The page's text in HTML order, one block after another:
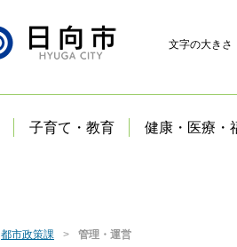
文字の大きさ
子育て・教育 健康・医療・
都市政策課 管理・運営